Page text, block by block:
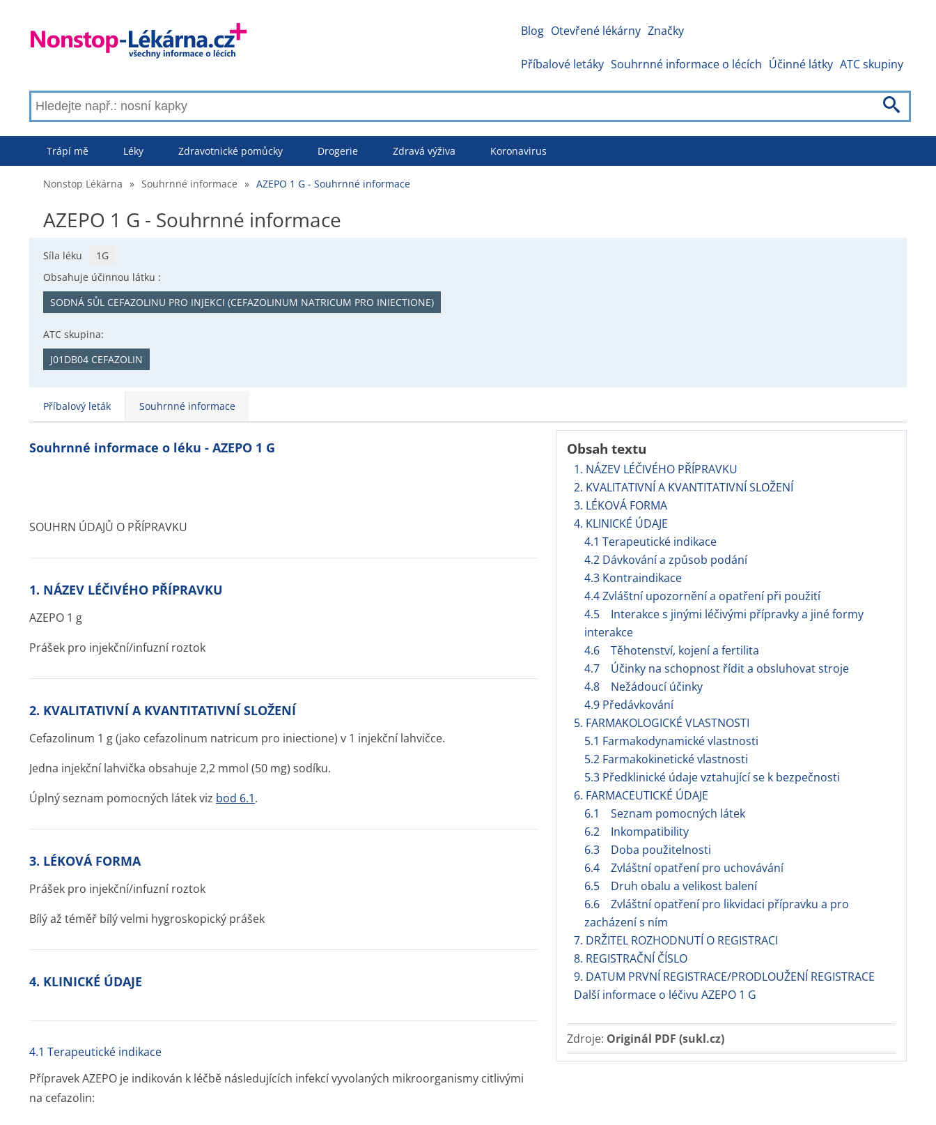
Blog Otevřené lékárny Značky
Příbalové letáky Souhrnné informace o lécích Účinné látky ATC skupiny
Trápí mě Léky Zdravotnické pomůcky Drogerie Zdravá výživa Koronavirus
Nonstop Lékárna » Souhrnné informace » AZEPO 1 G - Souhrnné informace
AZEPO 1 G - Souhrnné informace
Síla léku
1G
Obsahuje účinnou látku :
SODNÁ SŮL CEFAZOLINU PRO INJEKCI (CEFAZOLINUM NATRICUM PRO INIECTIONE)
ATC skupina:
J01DB04 CEFAZOLIN
Příbalový leták Souhrnné informace
Obsah textu
1. NÁZEV LÉČIVÉHO PŘÍPRAVKU
2. KVALITATIVNÍ A KVANTITATIVNÍ SLOŽENÍ
3. LÉKOVÁ FORMA
4. KLINICKÉ ÚDAJE
4.1 Terapeutické indikace
4.2 Dávkování a způsob podání
4.3 Kontraindikace
4.4 Zvláštní upozornění a opatření při použití
4.5 Interakce s jinými léčivými přípravky a jiné formy
interakce
4.6 Těhotenství, kojení a fertilita
4.7 Účinky na schopnost řídit a obsluhovat stroje
4.8 Nežádoucí účinky
4.9 Předávkování
5. FARMAKOLOGICKÉ VLASTNOSTI
5.1 Farmakodynamické vlastnosti
5.2 Farmakokinetické vlastnosti
5.3 Předklinické údaje vztahující se k bezpečnosti
6. FARMACEUTICKÉ ÚDAJE
6.1 Seznam pomocných látek
6.2 Inkompatibility
6.3 Doba použitelnosti
6.4 Zvláštní opatření pro uchovávání
6.5 Druh obalu a velikost balení
6.6 Zvláštní opatření pro likvidaci přípravku a pro
zacházení s ním
7. DRŽITEL ROZHODNUTÍ O REGISTRACI
8. REGISTRAČNÍ ČÍSLO
9. DATUM PRVNÍ REGISTRACE/PRODLOUŽENÍ REGISTRACE
Další informace o léčivu AZEPO 1 G
Zdroje: Originál PDF (sukl.cz)
Souhrnné informace o léku - AZEPO 1 G
SOUHRN ÚDAJŮ O PŘÍPRAVKU
1. NÁZEV LÉČIVÉHO PŘÍPRAVKU
AZEPO 1 g
Prášek pro injekční/infuzní roztok
2. KVALITATIVNÍ A KVANTITATIVNÍ SLOŽENÍ
Cefazolinum 1 g (jako cefazolinum natricum pro iniectione) v 1 injekční lahvičce.
Jedna injekční lahvička obsahuje 2,2 mmol (50 mg) sodíku.
Úplný seznam pomocných látek viz bod 6.1.
3. LÉKOVÁ FORMA
Prášek pro injekční/infuzní roztok
Bílý až téměř bílý velmi hygroskopický prášek
4. KLINICKÉ ÚDAJE
4.1 Terapeutické indikace
Přípravek AZEPO je indikován k léčbě následujících infekcí vyvolaných mikroorganismy citlivými
na cefazolin: